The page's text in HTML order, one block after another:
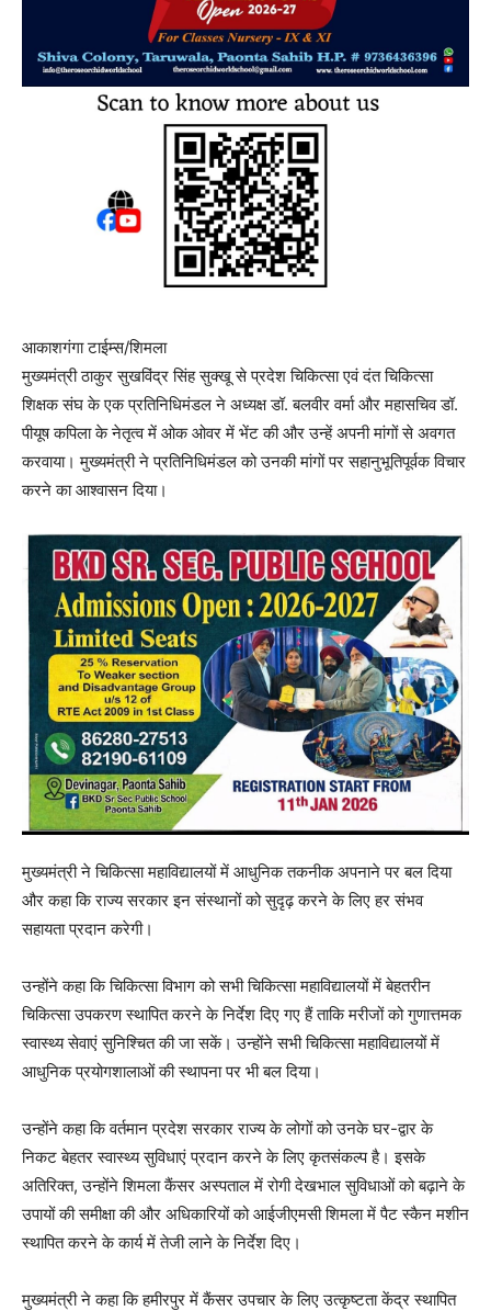
आकाशगंगा टाईम्स/शिमला
मुख्यमंत्री ठाकुर सुखविंद्र सिंह सुक्खू से प्रदेश चिकित्सा एवं दंत चिकित्सा
शिक्षक संघ के एक प्रतिनिधिमंडल ने अध्यक्ष डॉ. बलवीर वर्मा और महासचिव डॉ.
पीयूष कपिला के नेतृत्व में ओक ओवर में भेंट की और उन्हें अपनी मांगों से अवगत
करवाया। मुख्यमंत्री ने प्रतिनिधिमंडल को उनकी मांगों पर सहानुभूतिपूर्वक विचार
करने का आश्वासन दिया।
मुख्यमंत्री ने चिकित्सा महाविद्यालयों में आधुनिक तकनीक अपनाने पर बल दिया
और कहा कि राज्य सरकार इन संस्थानों को सुदृढ़ करने के लिए हर संभव
सहायता प्रदान करेगी।
उन्होंने कहा कि चिकित्सा विभाग को सभी चिकित्सा महाविद्यालयों में बेहतरीन
चिकित्सा उपकरण स्थापित करने के निर्देश दिए गए हैं ताकि मरीजों को गुणात्तमक
स्वास्थ्य सेवाएं सुनिश्चित की जा सकें। उन्होंने सभी चिकित्सा महाविद्यालयों में
आधुनिक प्रयोगशालाओं की स्थापना पर भी बल दिया।
उन्होंने कहा कि वर्तमान प्रदेश सरकार राज्य के लोगों को उनके घर-द्वार के
निकट बेहतर स्वास्थ्य सुविधाएं प्रदान करने के लिए कृतसंकल्प है। इसके
अतिरिक्त, उन्होंने शिमला कैंसर अस्पताल में रोगी देखभाल सुविधाओं को बढ़ाने के
उपायों की समीक्षा की और अधिकारियों को आईजीएमसी शिमला में पैट स्कैन मशीन
स्थापित करने के कार्य में तेजी लाने के निर्देश दिए।
मुख्यमंत्री ने कहा कि हमीरपुर में कैंसर उपचार के लिए उत्कृष्टता केंद्र स्थापित